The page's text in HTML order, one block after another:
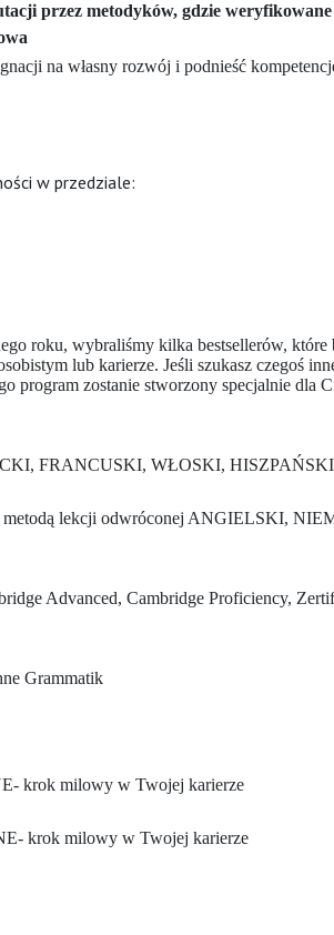
przez metodyków, gdzie weryfikowane
na własny rozwój i podnieść
w przedziale:
roku, wybraliśmy kilka bestsellerów, które
lub karierze. Jeśli szukasz czegoś
program zostanie stworzony specjalnie dla
FRANCUSKI, WŁOSKI,
metodą lekcji odwróconej ANGIELSKI,
Advanced, Cambridge Proficiency,
Grammatik
krok milowy w Twojej karierze
krok milowy w Twojej karierze